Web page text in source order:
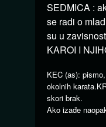
SEDMICA :
se radi o
su u
KAROI I
KEC (as):
okolnih
skori brak.
Ako izađe